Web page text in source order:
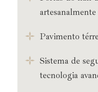
artesanalmente
Pavimento
Sistema de
tecnologia